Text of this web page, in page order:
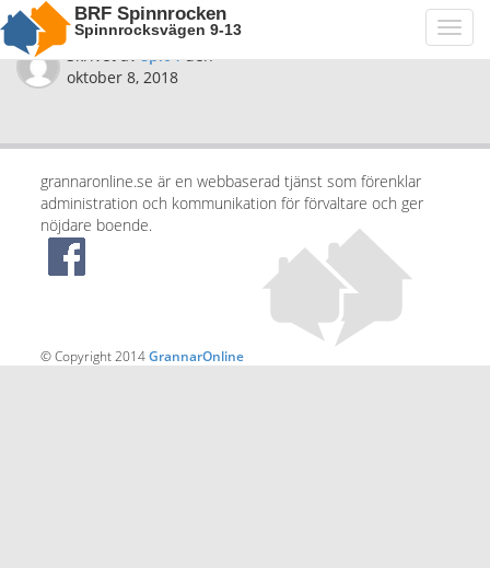
BRF Spinnrocken
Spinnrocksvägen 9-13
Skrivet avspi04den
oktober 8, 2018
grannaronline.se är en webbaserad tjänst som förenklar
administration och kommunikation för förvaltare och ger
nöjdare boende.
© Copyright 2014GrannarOnline